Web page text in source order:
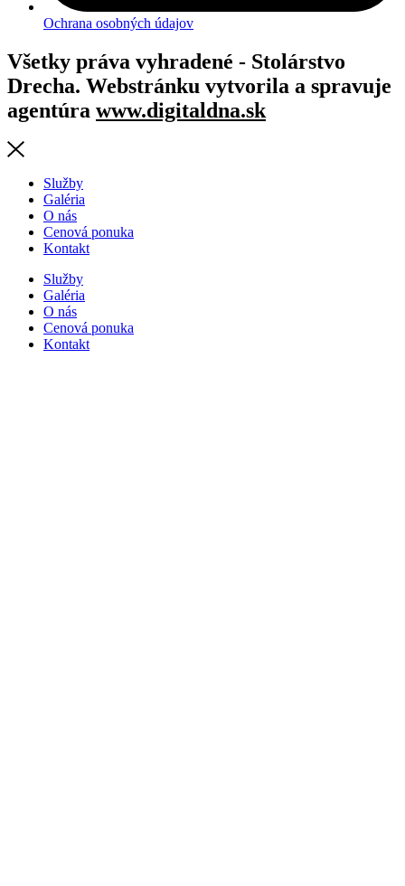
Ochrana osobných údajov
Všetky práva vyhradené - Stolárstvo
Drecha. Webstránku vytvorila a spravuje
agentúra www.digitaldna.sk
Služby
Galéria
O nás
Cenová ponuka
Kontakt
Služby
Galéria
O nás
Cenová ponuka
Kontakt